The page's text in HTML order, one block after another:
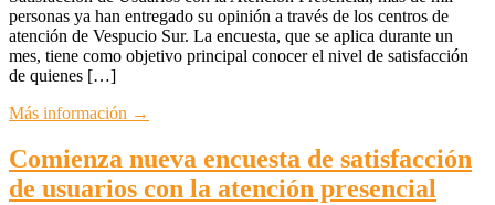
personas ya han entregado su opinión a través de los centros de
atención de Vespucio Sur. La encuesta, que se aplica durante un
mes, tiene como objetivo principal conocer el nivel de satisfacción
de quienes […]
Más información →
Comienza nueva encuesta de satisfacción
de usuarios con la atención presencial